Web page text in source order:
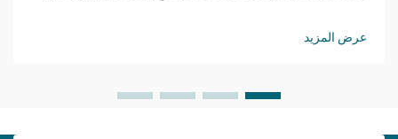
عرض المزيد